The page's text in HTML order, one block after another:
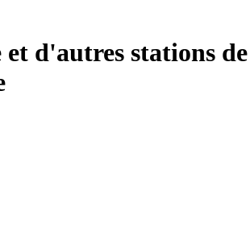
d'autres stations